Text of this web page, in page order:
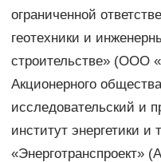
ограниченной
геотехники и
строительстве» (ООО
Акционерного
исследовательский и
институт энергетики и